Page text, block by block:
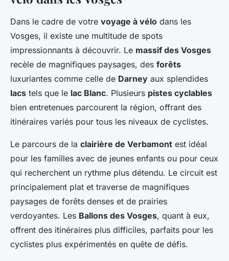
Dans le cadre de votre voyage à vélo dans les
Vosges, il existe une multitude de spots
impressionnants à découvrir. Le massif des Vosges
recèle de magnifiques paysages, des forêts
luxuriantes comme celle de Darney aux splendides
lacs tels que le lac Blanc. Plusieurs pistes cyclables
bien entretenues parcourent la région, offrant des
itinéraires variés pour tous les niveaux de cyclistes.
Le parcours de la clairière de Verbamont est idéal
pour les familles avec de jeunes enfants ou pour ceux
qui recherchent un rythme plus détendu. Le circuit est
principalement plat et traverse de magnifiques
paysages de forêts denses et de prairies
verdoyantes. Les Ballons des Vosges, quant à eux,
offrent des itinéraires plus difficiles, parfaits pour les
cyclistes plus expérimentés en quête de défis.